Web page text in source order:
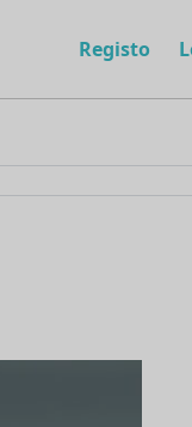
Registo